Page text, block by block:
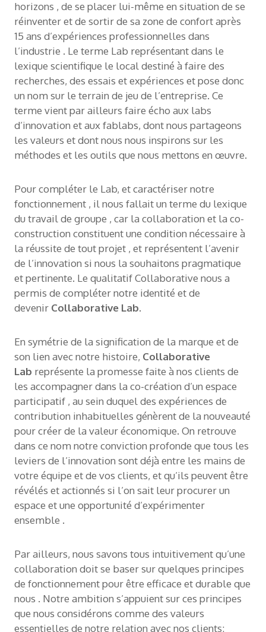
horizons , de se placer lui-même en situation de se
réinventer et de sortir de sa zone de confort après
15 ans d’expériences professionnelles dans
l’industrie . Le terme Lab représentant dans le
lexique scientifique le local destiné à faire des
recherches, des essais et expériences et pose donc
un nom sur le terrain de jeu de l’entreprise. Ce
terme vient par ailleurs faire écho aux labs
d’innovation et aux fablabs, dont nous partageons
les valeurs et dont nous nous inspirons sur les
méthodes et les outils que nous mettons en œuvre.
Pour compléter le Lab, et caractériser notre
fonctionnement , il nous fallait un terme du lexique
du travail de groupe , car la collaboration et la co-
construction constituent une condition nécessaire à
la réussite de tout projet , et représentent l’avenir
de l’innovation si nous la souhaitons pragmatique
et pertinente. Le qualitatif Collaborative nous a
permis de compléter notre identité et de
devenir Collaborative Lab.
En symétrie de la signification de la marque et de
son lien avec notre histoire, Collaborative
Lab représente la promesse faite à nos clients de
les accompagner dans la co-création d’un espace
participatif , au sein duquel des expériences de
contribution inhabituelles génèrent de la nouveauté
pour créer de la valeur économique. On retrouve
dans ce nom notre conviction profonde que tous les
leviers de l’innovation sont déjà entre les mains de
votre équipe et de vos clients, et qu’ils peuvent être
révélés et actionnés si l’on sait leur procurer un
espace et une opportunité d’expérimenter
ensemble .
Par ailleurs, nous savons tous intuitivement qu’une
collaboration doit se baser sur quelques principes
de fonctionnement pour être efficace et durable que
nous . Notre ambition s’appuient sur ces principes
que nous considérons comme des valeurs
essentielles de notre relation avec nos clients: